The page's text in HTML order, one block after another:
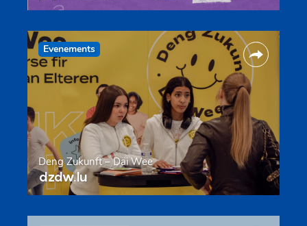
Evenements
Deng Zukunft – Däi Wee
dzdw.lu